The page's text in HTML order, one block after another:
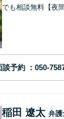
でも相談無料【夜
談予約
稲田 遼太 弁護